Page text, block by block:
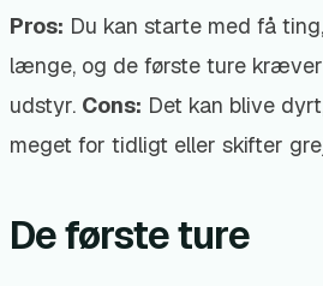
Pros: Du kan starte med få
længe, og de første ture
udstyr. Cons: Det kan blive
meget for tidligt eller skifter
De første ture